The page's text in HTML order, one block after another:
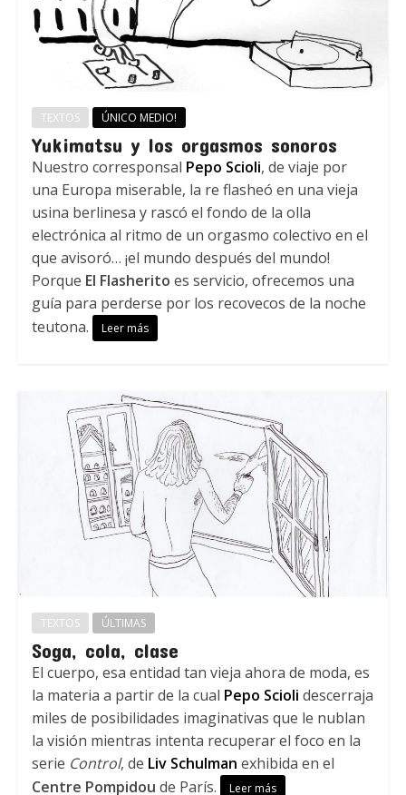
TEXTOS ÚNICO MEDIO!
Yukimatsu y los orgasmos sonoros
Nuestro corresponsal Pepo Scioli, de viaje por
una Europa miserable, la re flasheó en una vieja
usina berlinesa y rascó el fondo de la olla
electrónica al ritmo de un orgasmo colectivo en el
que avisoró… ¡el mundo después del mundo!
Porque El Flasherito es servicio, ofrecemos una
guía para perderse por los recovecos de la noche
teutona.
Leer más
TEXTOS ÚLTIMAS
Soga, cola, clase
El cuerpo, esa entidad tan vieja ahora de moda, es
la materia a partir de la cual Pepo Scioli descerraja
miles de posibilidades imaginativas que le nublan
la visión mientras intenta recuperar el foco en la
serie Control, de Liv Schulman exhibida en el
Centre Pompidou de París. Leer más